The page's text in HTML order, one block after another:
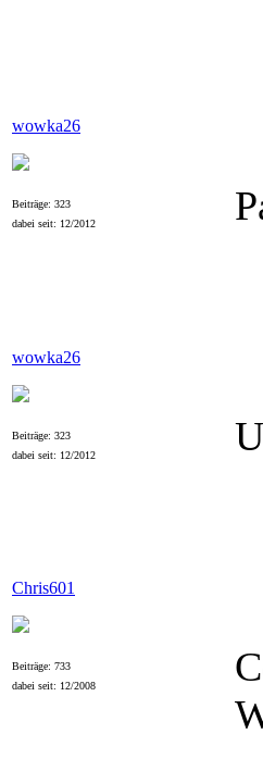
wowka26
Beiträge: 323
dabei seit: 12/2012
wowka26
Beiträge: 323
dabei seit: 12/2012
Chris601
Beiträge: 733
dabei seit: 12/2008